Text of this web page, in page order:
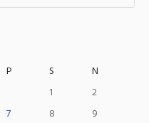
P S
N
1
2
7 8
9